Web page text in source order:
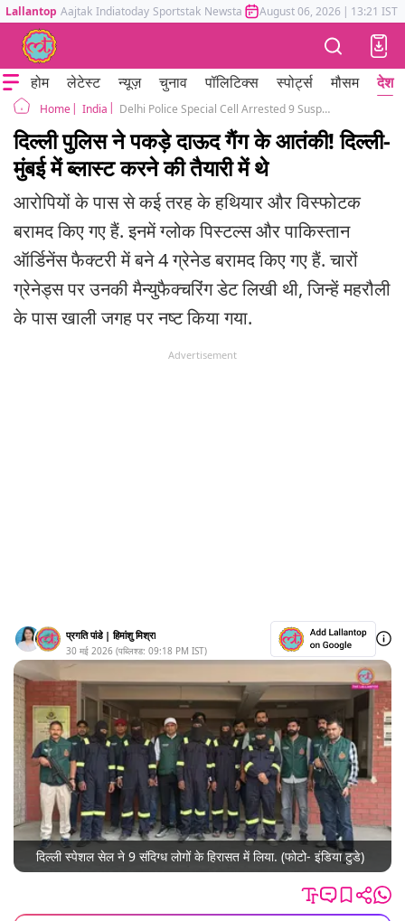
Lallantop Aajtak Indiatoday Sportstak Newstak Mumbai Tak Astrotak
August 06, 2026 | 13:21 IST
होम लेटेस्ट न्यूज़ चुनाव पॉलिटिक्स स्पोर्ट्स मौसम देश
Home India Delhi Police Special Cell Arrested 9 Suspicious People Linked With ISI Pakistan Dawood Ibrahim
दिल्ली पुलिस ने पकड़े दाऊद गैंग के आतंकी! दिल्ली-
मुंबई में ब्लास्ट करने की तैयारी में थे
आरोपियों के पास से कई तरह के हथियार और विस्फोटक
बरामद किए गए हैं. इनमें ग्लोक पिस्टल्स और पाकिस्तान
ऑर्डिनेंस फैक्टरी में बने 4 ग्रेनेड बरामद किए गए हैं. चारों
ग्रेनेड्स पर उनकी मैन्युफैक्चरिंग डेट लिखी थी, जिन्हें महरौली
के पास खाली जगह पर नष्ट किया गया.
Advertisement
प्रगति पांडे | हिमांशु मिश्रा
30 मई 2026 (पब्लिश्ड: 09:18 PM IST)
दिल्ली स्पेशल सेल ने 9 संदिग्ध लोगों के हिरासत में लिया. (फोटो- इंडिया टुडे)